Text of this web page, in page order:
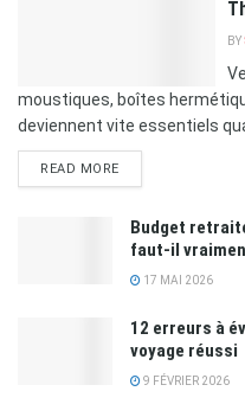
BY
moustiques, boîtes
deviennent vite essentiels
READ MORE
Budget
faut-il
17 MAI 2026
12 erreurs à
voyage réussi
9 FÉVRIER 2026